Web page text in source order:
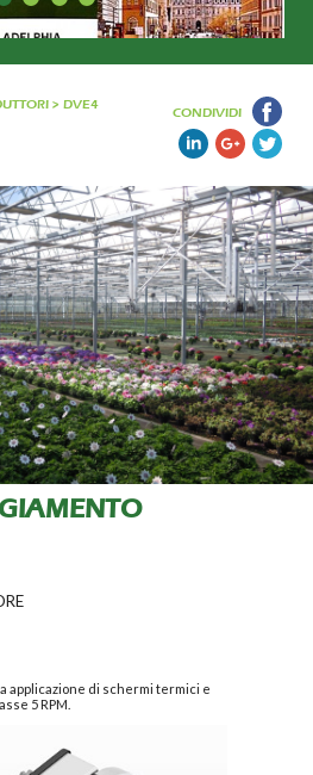
> DVE4
CONDIVIDI
applicazione di schermi termici e
5 RPM.